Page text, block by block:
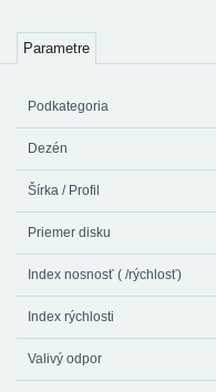
Parametre
Podkategoria
Dezén
Šírka / Profil
Priemer disku
Index nosnosť ( /rýchlosť)
Index rýchlosti
Valivý odpor